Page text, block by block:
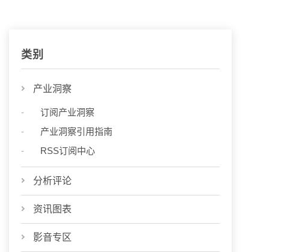
类别
产业洞察
订阅产业洞察
产业洞察引用指南
RSS订阅中心
分析评论
资讯图表
影音专区